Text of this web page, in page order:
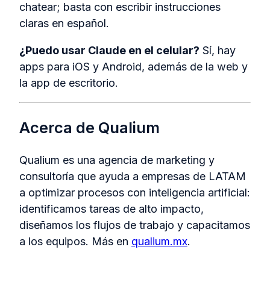
chatear; basta con escribir instrucciones
claras en español.
¿Puedo usar Claude en el celular? Sí, hay
apps para iOS y Android, además de la web y
la app de escritorio.
Acerca de Qualium
Qualium es una agencia de marketing y
consultoría que ayuda a empresas de LATAM
a optimizar procesos con inteligencia artificial:
identificamos tareas de alto impacto,
diseñamos los flujos de trabajo y capacitamos
a los equipos. Más en qualium.mx.